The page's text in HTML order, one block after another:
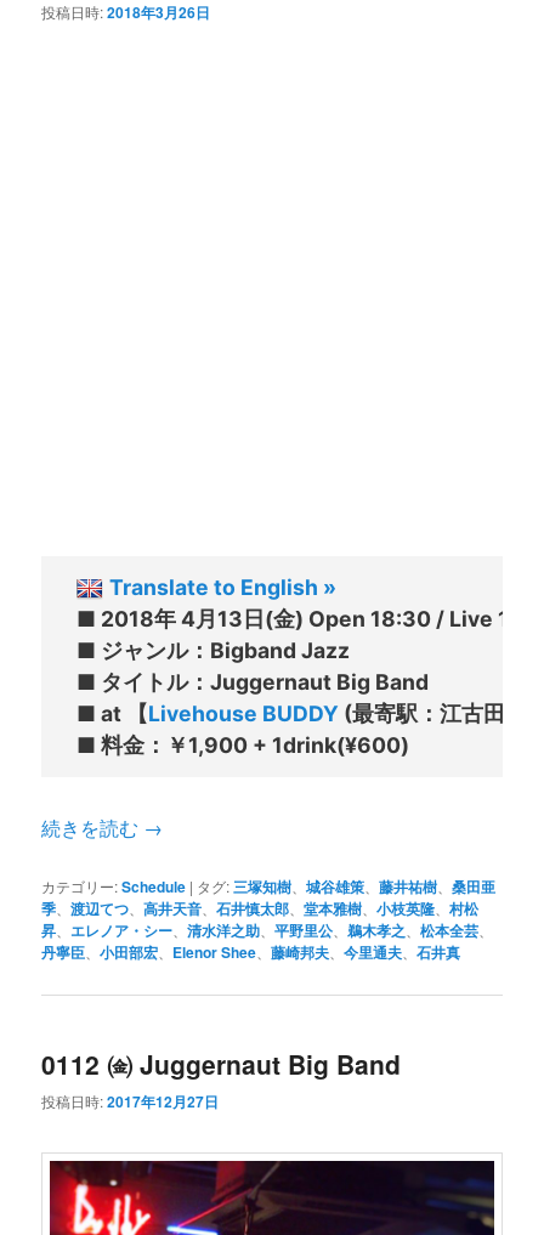
投稿日時:2018年3月26日
Translate to English »
■ 2018年 4月13日(金) Open 18:30 / Live
■ ジャンル：Bigband Jazz
■ タイトル：Juggernaut Big Band
■ at 【Livehouse BUDDY (最寄駅：江古田駅
続きを読む →
カテゴリー:Schedule | タグ:三塚知樹 、城谷雄策 、藤井祐樹 、桑田亜
季 、渡辺てつ 、高井天音 、石井慎太郎 、堂本雅樹 、小枝英隆 、村松
昇
エレノア・シー 、清水洋之助 、平野里公 鵜木孝之 、松本全芸
丹寧臣 、小田部宏 Elenor Shee 、藤崎邦夫 、今里通夫 、石井真
0112 ㈮ Juggernaut Big Band
投稿日時:2017年12月27日